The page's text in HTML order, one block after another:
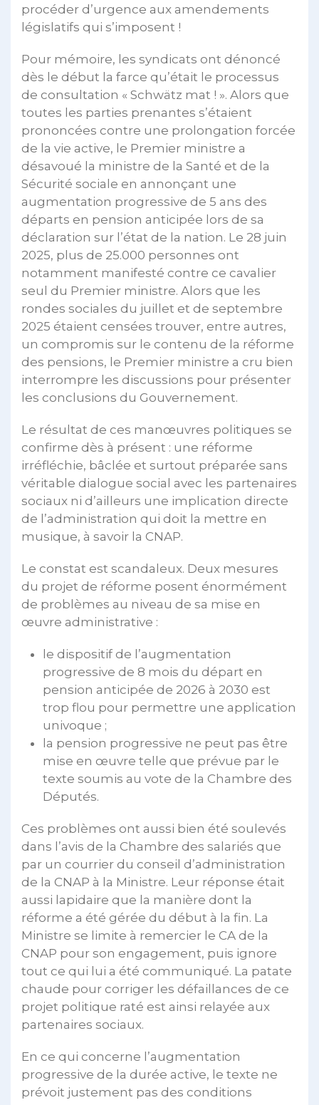
procéder d’urgence aux amendements
législatifs qui s’imposent !
Pour mémoire, les syndicats ont dénoncé
dès le début la farce qu’était le processus
de consultation « Schwätz mat ! ». Alors que
toutes les parties prenantes s’étaient
prononcées contre une prolongation forcée
de la vie active, le Premier ministre a
désavoué la ministre de la Santé et de la
Sécurité sociale en annonçant une
augmentation progressive de 5 ans des
départs en pension anticipée lors de sa
déclaration sur l’état de la nation. Le 28 juin
2025, plus de 25.000 personnes ont
notamment manifesté contre ce cavalier
seul du Premier ministre. Alors que les
rondes sociales du juillet et de septembre
2025 étaient censées trouver, entre autres,
un compromis sur le contenu de la réforme
des pensions, le Premier ministre a cru bien
interrompre les discussions pour présenter
les conclusions du Gouvernement.
Le résultat de ces manœuvres politiques se
confirme dès à présent : une réforme
irréfléchie, bâclée et surtout préparée sans
véritable dialogue social avec les partenaires
sociaux ni d’ailleurs une implication directe
de l’administration qui doit la mettre en
musique, à savoir la CNAP.
Le constat est scandaleux. Deux mesures
du projet de réforme posent énormément
de problèmes au niveau de sa mise en
œuvre administrative :
le dispositif de l’augmentation
progressive de 8 mois du départ en
pension anticipée de 2026 à 2030 est
trop flou pour permettre une application
univoque ;
la pension progressive ne peut pas être
mise en œuvre telle que prévue par le
texte soumis au vote de la Chambre des
Députés.
Ces problèmes ont aussi bien été soulevés
dans l’avis de la Chambre des salariés que
par un courrier du conseil d’administration
de la CNAP à la Ministre. Leur réponse était
aussi lapidaire que la manière dont la
réforme a été gérée du début à la fin. La
Ministre se limite à remercier le CA de la
CNAP pour son engagement, puis ignore
tout ce qui lui a été communiqué. La patate
chaude pour corriger les défaillances de ce
projet politique raté est ainsi relayée aux
partenaires sociaux.
En ce qui concerne l’augmentation
progressive de la durée active, le texte ne
prévoit justement pas des conditions